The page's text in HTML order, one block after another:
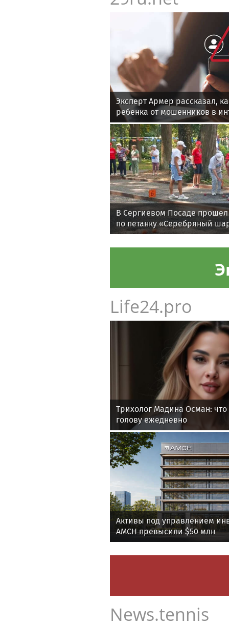
Эксперт Армер рассказал,
ребенка от мошенников в
В Сергиевом Посаде
по петанку «Серебряный
Life24.pro
Трихолог Мадина Осман: что
голову ежедневно
Активы под управлением
AMCH превысили $50 млн
News.tennis